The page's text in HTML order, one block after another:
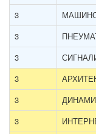
3
3
3
3
3
3